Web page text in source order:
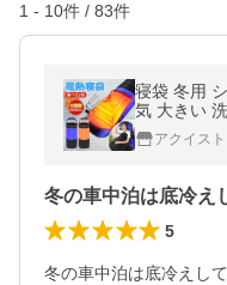
1 - 10件 / 83件
寝袋 冬用
気 大きい
アウトドア
車中泊 旅行
アクイス
5
冬の車中泊は底冷えし